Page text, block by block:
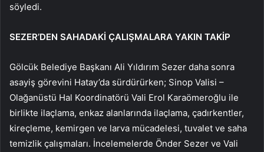
söyledi.
SEZER’DEN SAHADAKİ ÇALIŞMALARA YAKIN TAKİP
Gölcük Belediye Başkanı Ali Yıldırım Sezer daha sonra
asayiş görevini Hatay’da sürdürürken; Sinop Valisi –
Olağanüstü Hal Koordinatörü Vali Erol Karaömeroğlu ile
birlikte ilaçlama, enkaz alanlarında ilaçlama, çadırkentler,
kireçleme, kemirgen ve larva mücadelesi, tuvalet ve saha
temizlik çalışmaları. İncelemelerde Önder Sezer ve Vali